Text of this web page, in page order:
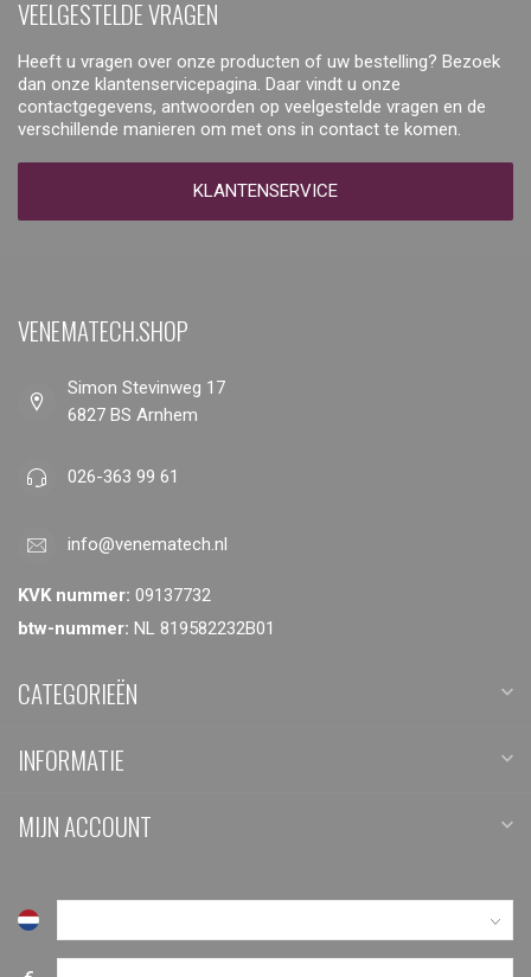
VEELGESTELDE VRAGEN
Heeft u vragen over onze producten of uw bestelling? Bezoek
dan onze klantenservicepagina. Daar vindt u onze
contactgegevens, antwoorden op veelgestelde vragen en de
verschillende manieren om met ons in contact te komen.
KLANTENSERVICE
VENEMATECH.SHOP
Simon Stevinweg 17
6827 BS Arnhem
026-363 99 61
info@venematech.nl
KVK nummer: 09137732
btw-nummer: NL 819582232B01
CATEGORIEËN
INFORMATIE
MIJN ACCOUNT